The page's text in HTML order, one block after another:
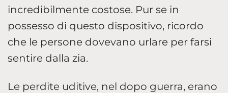
incredibilmente costose. Pur se in
possesso di questo dispositivo, ricordo
che le persone dovevano urlare per farsi
sentire dalla zia.
Le perdite uditive, nel dopo guerra, erano